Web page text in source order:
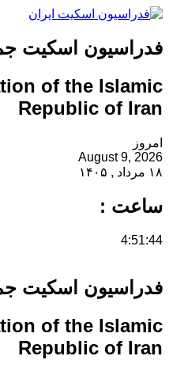
فدراسیون اسکیت
of the Islamic
Republic of Iran
امروز
August 9, 2026
۱۸ مرداد , ۱۴۰۵
ساعت :
4:51:44
فدراسیون اسکیت
of the Islamic
Republic of Iran